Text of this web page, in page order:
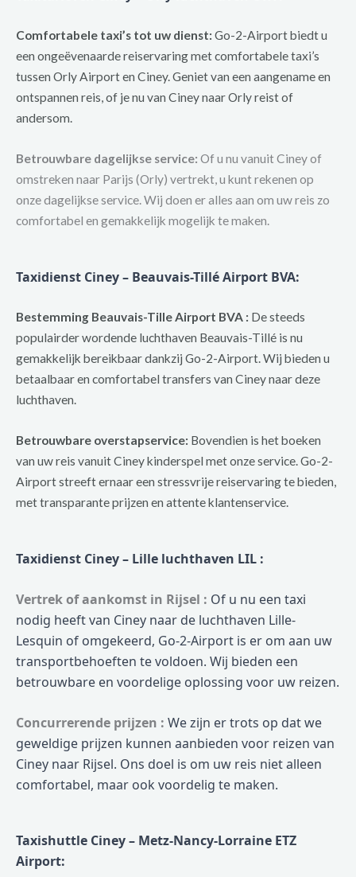
Comfortabele taxi’s tot uw dienst: Go-2-Airport biedt u
een ongeëvenaarde reiservaring met comfortabele taxi’s
tussen Orly Airport en Ciney. Geniet van een aangename en
ontspannen reis, of je nu van Ciney naar Orly reist of
andersom.
Betrouwbare dagelijkse service: Of u nu vanuit Ciney of
omstreken naar Parijs (Orly) vertrekt, u kunt rekenen op
onze dagelijkse service. Wij doen er alles aan om uw reis zo
comfortabel en gemakkelijk mogelijk te maken.
Taxidienst Ciney – Beauvais-Tillé Airport BVA:
Bestemming Beauvais-Tille Airport BVA : De steeds
populairder wordende luchthaven Beauvais-Tillé is nu
gemakkelijk bereikbaar dankzij Go-2-Airport. Wij bieden u
betaalbaar en comfortabel transfers van Ciney naar deze
luchthaven.
Betrouwbare overstapservice: Bovendien is het boeken
van uw reis vanuit Ciney kinderspel met onze service. Go-2-
Airport streeft ernaar een stressvrije reiservaring te bieden,
met transparante prijzen en attente klantenservice.
Taxidienst Ciney – Lille luchthaven LIL :
Vertrek of aankomst in Rijsel : Of u nu een taxi
nodig heeft van Ciney naar de luchthaven Lille-
Lesquin of omgekeerd, Go-2-Airport is er om aan uw
transportbehoeften te voldoen. Wij bieden een
betrouwbare en voordelige oplossing voor uw reizen.
Concurrerende prijzen : We zijn er trots op dat we
geweldige prijzen kunnen aanbieden voor reizen van
Ciney naar Rijsel. Ons doel is om uw reis niet alleen
comfortabel, maar ook voordelig te maken.
Taxishuttle Ciney – Metz-Nancy-Lorraine ETZ
Airport: